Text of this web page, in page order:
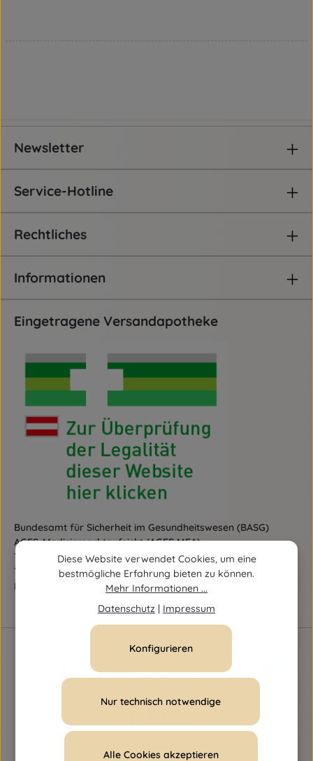
Newsletter
Service-Hotline
Rechtliches
Informationen
Eingetragene Versandapotheke
Bundesamt für Sicherheit im Gesundheitswesen (BASG)
AGES-Medizinmarktaufsicht (AGES MEA)
Traisengasse 5, A-1200 Wien
Tel.:
+43 (0)50 555-36111
E-Mail:
fernabsatz@ages.at
Diese Website verwendet Cookies, um eine
bestmögliche Erfahrung bieten zu können.
Mehr Informationen ...
Datenschutz | Impressum
Nur technisch notwendige
Konfigurieren
Alle Cookies akzeptieren